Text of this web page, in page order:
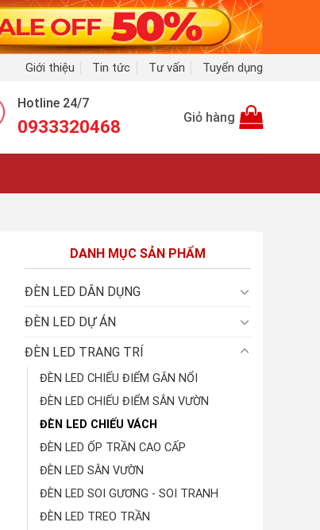
Giới thiệu Tin tức Tư vấn Tuyển dụng
Hotline 24/7
0933320468 Giỏ hàng
DANH MỤC SẢN PHẨM
ĐÈN LED DÂN DỤNG
ĐÈN LED DỰ ÁN
ĐÈN LED TRANG TRÍ
ĐÈN LED CHIẾU ĐIỂM GẮN NỔI
ĐÈN LED CHIẾU ĐIỂM SÂN VƯỜN
ĐÈN LED CHIẾU VÁCH
ĐÈN LED ỐP TRẦN CAO CẤP
ĐÈN LED SÂN VƯỜN
ĐÈN LED SOI GƯƠNG - SOI TRANH
ĐÈN LED TREO TRẦN